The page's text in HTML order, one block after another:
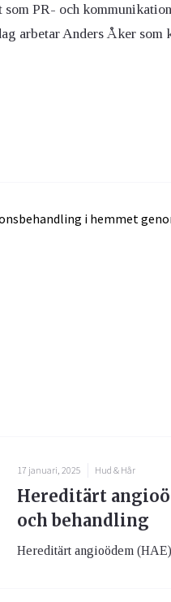
som PR- och
arbetar Anders Åker
17 januari, 2025 Hud & Hår
Hereditärt
och behandling
Hereditärt angioödem